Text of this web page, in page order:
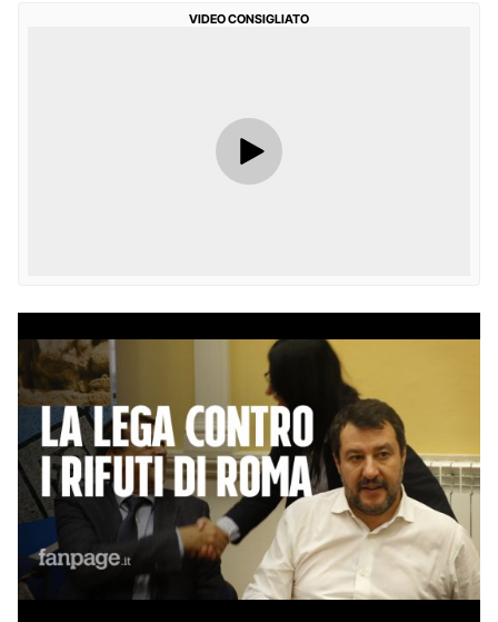
VIDEO CONSIGLIATO